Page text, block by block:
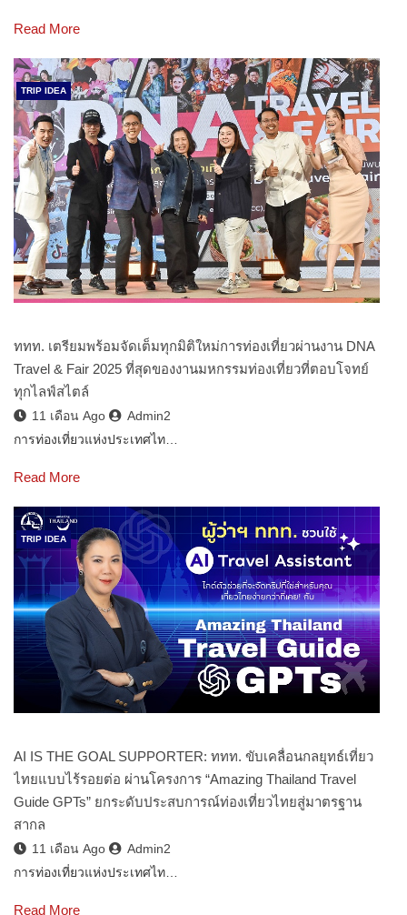
Read More
TRIP IDEA
ททท. เตรียมพร้อมจัดเต็มทุกมิติใหม่การท่องเที่ยวผ่านงาน DNA
Travel & Fair 2025 ที่สุดของงานมหกรรมท่องเที่ยวที่ตอบโจทย์
ทุกไลฟ์สไตล์
11 เดือน Ago
Admin2
การท่องเที่ยวแห่งประเทศไท…
Read More
TRIP IDEA
AI IS THE GOAL SUPPORTER: ททท. ขับเคลื่อนกลยุทธ์เที่ยว
ไทยแบบไร้รอยต่อ ผ่านโครงการ “Amazing Thailand Travel
Guide GPTs” ยกระดับประสบการณ์ท่องเที่ยวไทยสู่มาตรฐาน
สากล
11 เดือน Ago
Admin2
การท่องเที่ยวแห่งประเทศไท…
Read More